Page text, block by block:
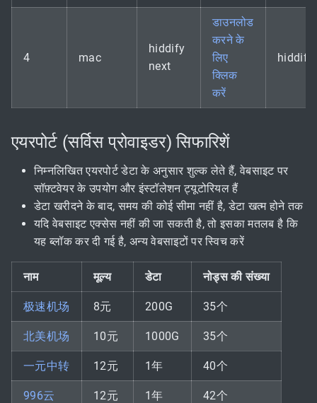
4 mac
hiddify
next
डाउनलोड
करने के
लिए
क्लिक
करें
hiddify
एयरपोर्ट (सर्विस प्रोवाइडर) सिफारिशें
निम्नलिखित एयरपोर्ट डेटा के अनुसार शुल्क लेते हैं, वेबसाइट पर
सॉफ़्टवेयर के उपयोग और इंस्टॉलेशन ट्यूटोरियल हैं
डेटा खरीदने के बाद, समय की कोई सीमा नहीं है, डेटा खत्म होने तक
यदि वेबसाइट एक्सेस नहीं की जा सकती है, तो इसका मतलब है कि
यह ब्लॉक कर दी गई है, अन्य वेबसाइटों पर स्विच करें
नाम मूल्य डेटा नोड्स की संख्या
极速机场 8元 200G 35个
北美机场 10元 1000G 35个
一元中转 12元 1年 40个
996云 12元 1年 42个